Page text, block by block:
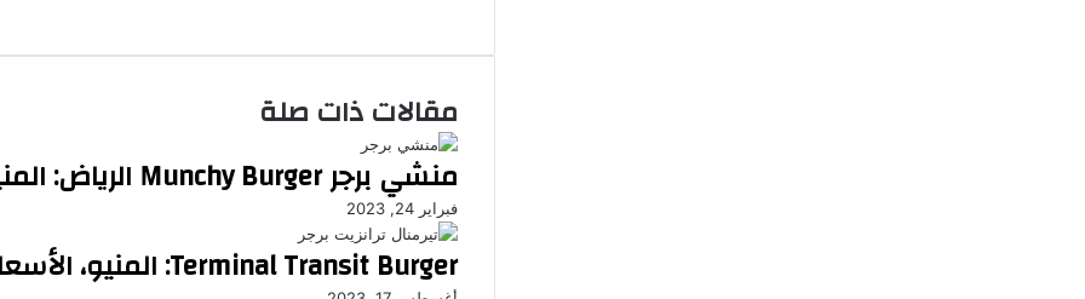
مقالات ذات صلة
منشي برجر Munchy Burger الرياض: المنيو والأسعار
فبراير 24, 2023
Terminal Transit Burger: المنيو، الأسعار، والآراء